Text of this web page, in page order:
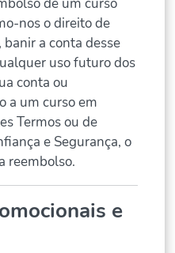
nos o direito de
a conta desse
uso futuro dos
conta ou
a um curso em
Termos ou de
e Segurança, o
reembolso.
e